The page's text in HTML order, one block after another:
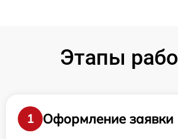
Этапы
1
Оформление заявки